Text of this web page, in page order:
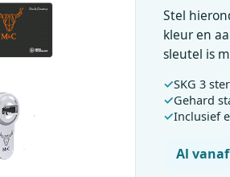
Stel
kleur en
sleutel is
SKG 3
Gehard
Inclusief
Al vanaf